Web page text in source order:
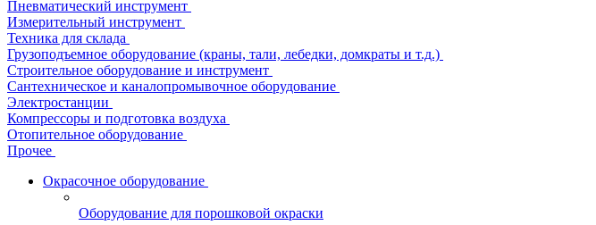
Пневматический инструмент
Измерительный инструмент
Техника для склада
Грузоподъемное оборудование (краны, тали, лебедки, домкраты и т.д.)
Строительное оборудование и инструмент
Сантехническое и каналопромывочное оборудование
Электростанции
Компрессоры и подготовка воздуха
Отопительное оборудование
Прочее
Окрасочное оборудование
Оборудование для порошковой окраски